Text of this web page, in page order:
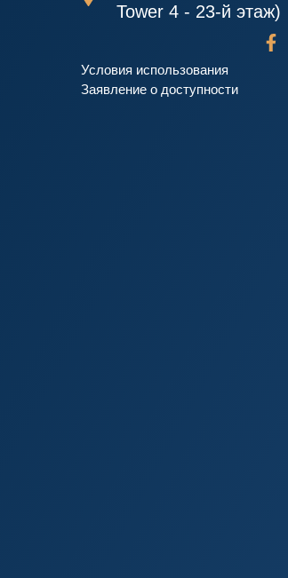
Tower 4 - 23-й этаж)
Условия использования
Заявление о доступности